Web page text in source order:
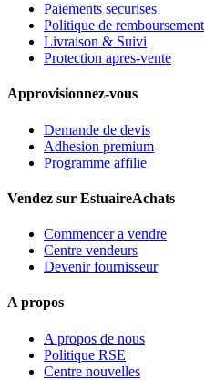
Paiements securises
Politique de remboursement
Livraison & Suivi
Protection apres-vente
Approvisionnez-vous
Demande de devis
Adhesion premium
Programme affilie
Vendez sur EstuaireAchats
Commencer a vendre
Centre vendeurs
Devenir fournisseur
A propos
A propos de nous
Politique RSE
Centre nouvelles